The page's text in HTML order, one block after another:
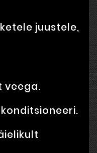
juustele,
veega.